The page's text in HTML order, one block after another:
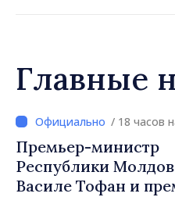
Главные
/ 18 часов
Перспективы
турецкого
обсудили премьер-